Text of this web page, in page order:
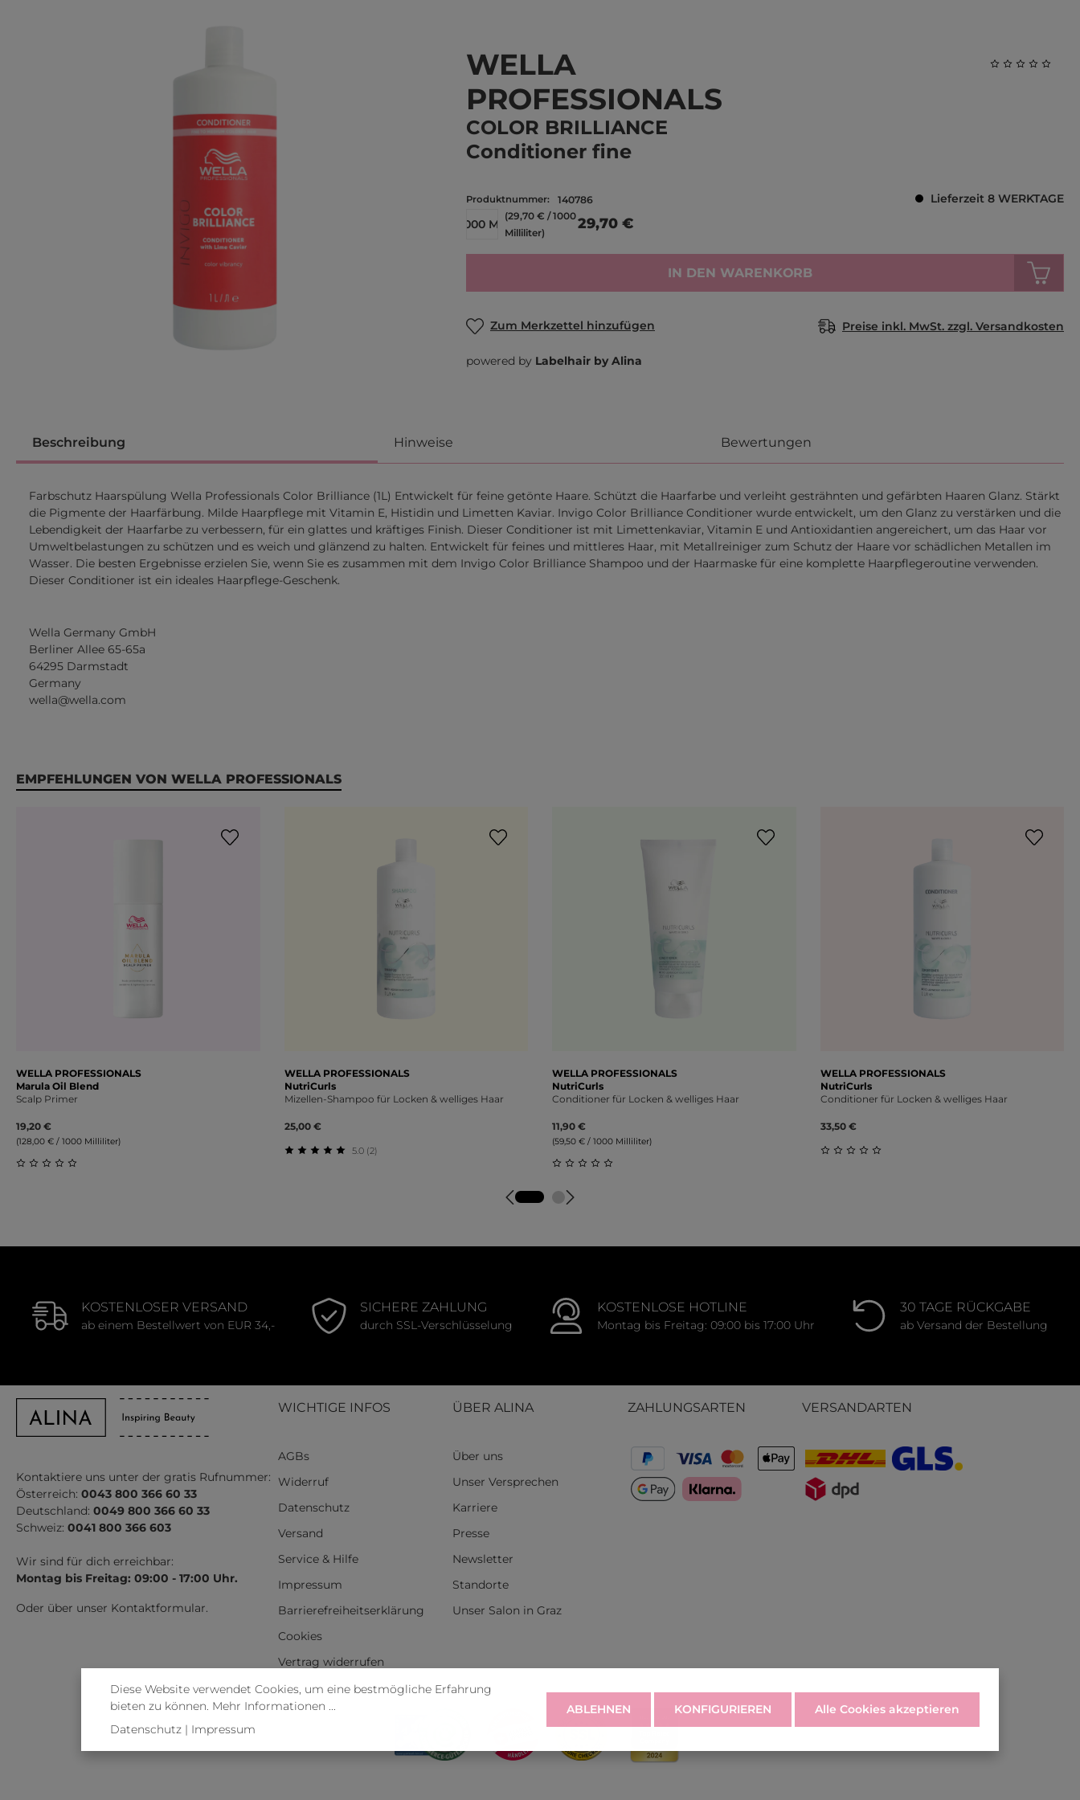
WELLA
PROFESSIONALS
COLOR BRILLIANCE
Conditioner fine
Produktnummer: 140786
Lieferzeit 8 WERKTAGE
1000 ML
(29,70 € / 1000
Milliliter)
29,70 €
IN DEN WARENKORB
Zum Merkzettel hinzufügen Preise inkl. MwSt. zzgl. Versandkosten
powered by Labelhair by Alina
Beschreibung Hinweise Bewertungen
Farbschutz Haarspülung Wella Professionals Color Brilliance (1L) Entwickelt für feine getönte Haare. Schützt die Haarfarbe und verleiht gesträhnten und gefärbten Haaren Glanz. Stärkt
die Pigmente der Haarfärbung. Milde Haarpflege mit Vitamin E, Histidin und Limetten Kaviar. Invigo Color Brilliance Conditioner wurde entwickelt, um den Glanz zu verstärken und die
Lebendigkeit der Haarfarbe zu verbessern, für ein glattes und kräftiges Finish. Dieser Conditioner ist mit Limettenkaviar, Vitamin E und Antioxidantien angereichert, um das Haar vor
Umweltbelastungen zu schützen und es weich und glänzend zu halten. Entwickelt für feines und mittleres Haar, mit Metallreiniger zum Schutz der Haare vor schädlichen Metallen im
Wasser. Die besten Ergebnisse erzielen Sie, wenn Sie es zusammen mit dem Invigo Color Brilliance Shampoo und der Haarmaske für eine komplette Haarpflegeroutine verwenden.
Dieser Conditioner ist ein ideales Haarpflege-Geschenk.
Wella Germany GmbH
Berliner Allee 65-65a
64295 Darmstadt
Germany
wella@wella.com
Produktgalerie überspringen
EMPFEHLUNGEN VON WELLA PROFESSIONALS
WELLA PROFESSIONALS
Marula Oil Blend
Scalp Primer
19,20 €
(128,00 € / 1000 Milliliter)
WELLA PROFESSIONALS
NutriCurls
Mizellen-Shampoo für Locken & welliges Haar
25,00 €
5.0 (2)
WELLA PROFESSIONALS
NutriCurls
Conditioner für Locken & welliges Haar
11,90 €
(59,50 € / 1000 Milliliter)
Durchschnittliche Bewertung von 0 von 5 Sternen
WELLA PROFESSIONALS
NutriCurls
Conditioner für Locken & welliges Haar
33,50 €
KOSTENLOSER VERSAND
ab einem Bestellwert von EUR 34,-
SICHERE ZAHLUNG
durch SSL-Verschlüsselung
KOSTENLOSE HOTLINE
Montag bis Freitag: 09:00 bis 17:00 Uhr
30 TAGE RÜCKGABE
ab Versand der Bestellung
Kontaktiere uns unter der gratis Rufnummer:
Österreich: 0043 800 366 60 33
Deutschland: 0049 800 366 60 33
Schweiz: 0041 800 366 603
Wir sind für dich erreichbar:
Montag bis Freitag: 09:00 - 17:00 Uhr.
Oder über unser Kontaktformular.
WICHTIGE INFOS
AGBs
Widerruf
Datenschutz
Versand
Service & Hilfe
Impressum
Barrierefreiheitserklärung
Cookies
Vertrag widerrufen
ÜBER ALINA
Über uns
Unser Versprechen
Karriere
Presse
Newsletter
Standorte
Unser Salon in Graz
ZAHLUNGSARTEN VERSANDARTEN
Diese Website verwendet Cookies, um eine bestmögliche Erfahrung
bieten zu können. Mehr Informationen ...
Datenschutz| Impressum
ABLEHNEN KONFIGURIEREN Alle Cookies akzeptieren